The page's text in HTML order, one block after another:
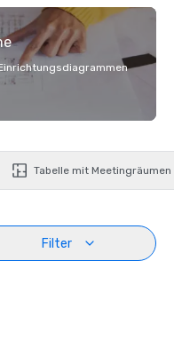
Tabelle mit Meetingräumen
Filter